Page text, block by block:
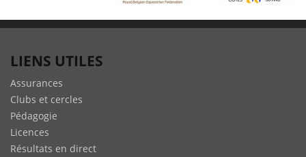
LIENS UTILES
Assurances
Clubs et cercles
Pédagogie
Licences
Résultats en direct